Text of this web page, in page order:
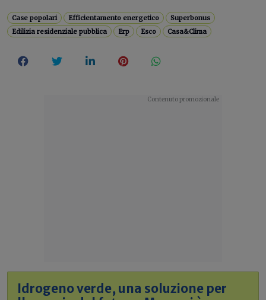
Case popolari Efficientamento energetico
Superbonus
Edilizia residenziale pubblica
Erp Esco Casa&Clima
Idrogeno verde, una soluzione per